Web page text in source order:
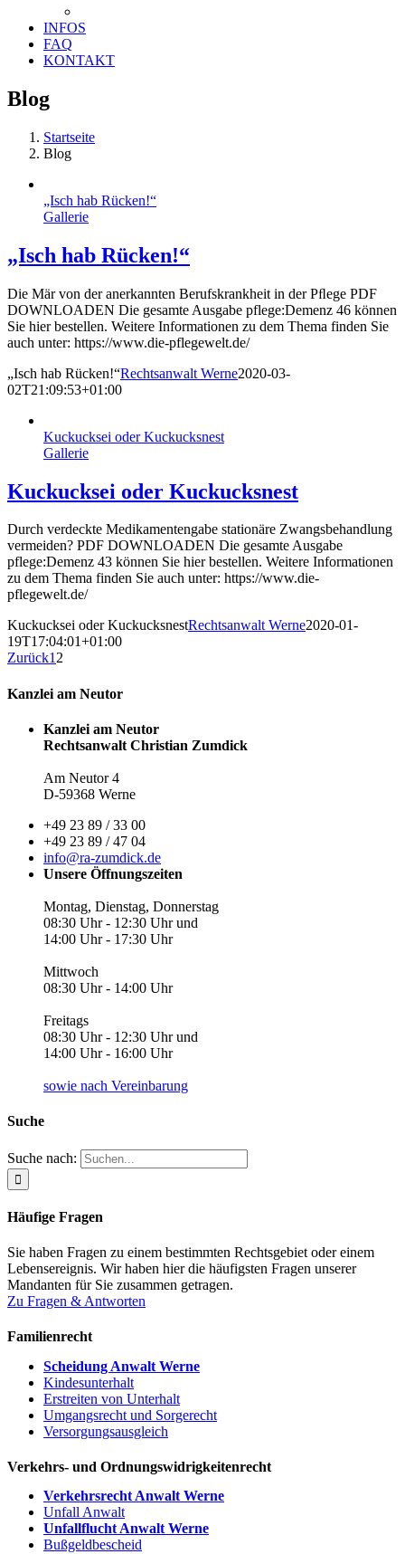
INFOS
FAQ
KONTAKT
Blog
Startseite
Blog
„Isch hab Rücken!“
Gallerie
„Isch hab Rücken!“
Die Mär von der anerkannten Berufskrankheit in der Pﬂege PDF
DOWNLOADEN Die gesamte Ausgabe pflege:Demenz 46 können
Sie hier bestellen. Weitere Informationen zu dem Thema finden Sie
auch unter: https://www.die-pflegewelt.de/
„Isch hab Rücken!“Rechtsanwalt Werne2020-03-
02T21:09:53+01:00
Kuckucksei oder Kuckucksnest
Gallerie
Kuckucksei oder Kuckucksnest
Durch verdeckte Medikamentengabe stationäre Zwangsbehandlung
vermeiden? PDF DOWNLOADEN Die gesamte Ausgabe
pflege:Demenz 43 können Sie hier bestellen. Weitere Informationen
zu dem Thema finden Sie auch unter: https://www.die-
pflegewelt.de/
Kuckucksei oder KuckucksnestRechtsanwalt Werne2020-01-
19T17:04:01+01:00
Zurück12
Kanzlei am Neutor
Kanzlei am Neutor
Rechtsanwalt Christian Zumdick
Am Neutor 4
D-59368 Werne
+49 23 89 / 33 00
+49 23 89 / 47 04
info@ra-zumdick.de
Unsere Öffnungszeiten
Montag, Dienstag, Donnerstag
08:30 Uhr - 12:30 Uhr und
14:00 Uhr - 17:30 Uhr
Mittwoch
08:30 Uhr - 14:00 Uhr
Freitags
08:30 Uhr - 12:30 Uhr und
14:00 Uhr - 16:00 Uhr
sowie nach Vereinbarung
Suche
Suche nach:
Häufige Fragen
Sie haben Fragen zu einem bestimmten Rechtsgebiet oder einem
Lebensereignis. Wir haben hier die häufigsten Fragen unserer
Mandanten für Sie zusammen getragen.
Zu Fragen & Antworten
Familienrecht
Scheidung Anwalt Werne
Kindesunterhalt
Erstreiten von Unterhalt
Umgangsrecht und Sorgerecht
Versorgungsausgleich
Verkehrs- und Ordnungswidrigkeitenrecht
Verkehrsrecht Anwalt Werne
Unfall Anwalt
Unfallflucht Anwalt Werne
Bußgeldbescheid